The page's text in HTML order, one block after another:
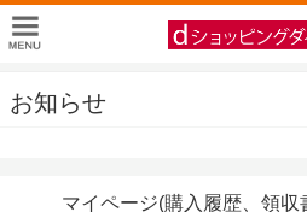
お知らせ
マイページ(購入履歴、領収